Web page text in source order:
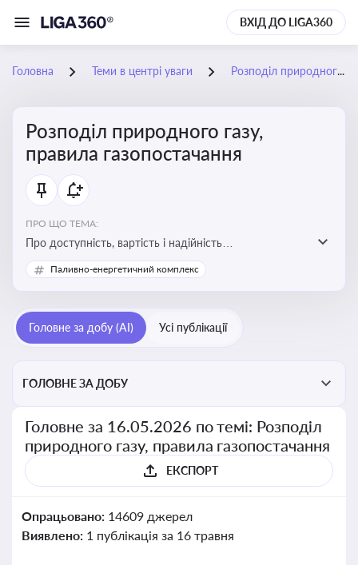
ВХІД ДО LIGA360
Головна Теми в центрі уваги Розподіл природного газу, правила газопостачання
Розподіл природного газу,
правила газопостачання
ПРО ЩО ТЕМА:
Про доступність, вартість і надійність
енергопостачання для бізнесу та вплив на економічну
стабільність
Паливно-енергетичний комплекс
Головне за добу (AI) Усі публікації
ГОЛОВНЕ ЗА ДОБУ
Головне за 16.05.2026 по темі: Розподіл
природного газу, правила газопостачання
ЕКСПОРТ
Опрацьовано: 14609 джерел
Виявлено: 1 публікація за 16 травня